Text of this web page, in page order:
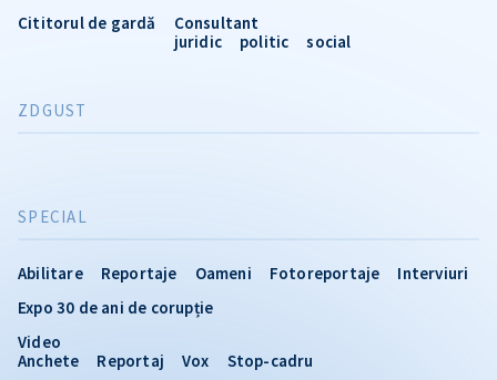
SPECIAL
Abilitare Reportaje Oameni Fotoreportaje
Interviuri
Expo 30 de ani de corupție
Video
Anchete
Reportaj Vox Stop-cadru
Cititorul de gardă
Consultant
juridic
politic social
ZDGUST